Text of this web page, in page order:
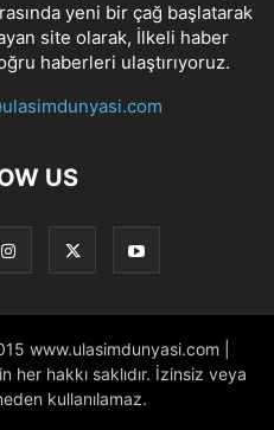
yeni bir çağ başlatarak
site olarak, İlkeli haber
haberleri ulaştırıyoruz.
US
www.ulasimdunyasi.com |
hakkı saklıdır. İzinsiz veya
kullanılamaz.